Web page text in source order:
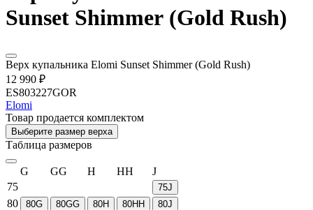
Sunset Shimmer (Gold Rush)
Верх купальника Elomi Sunset Shimmer (Gold Rush)
12 990 ₽
ES803227GOR
Elomi
Товар продается комплектом
Выберите размер верха
Таблица размеров
G GG H HH
J
75
75J
80 80G 80GG 80H 80HH 80J